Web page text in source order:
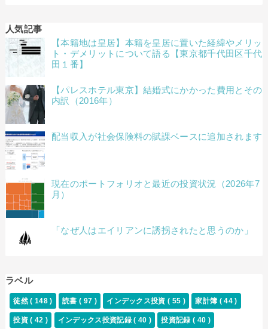
人気記事
【本籍地は皇居】本籍を皇居に置いた経緯やメリッ
ト・デメリットについて語る【東京都千代田区千代
田１番】
【パレスホテル東京】結婚式にかかった費用とその
内訳（2016年）
配当収入が社会保険料の賦課ベースに追加されます
現在のポートフォリオと最近の投資状況（2026年7
月）
「なぜ人はエイリアンに誘拐されたと思うのか」
ラベル
徒然( 148 ) 読書 ( 97 ) インデックス投資( 55 ) 家計簿 ( 44 )
投資( 42 ) インデックス投資記録( 40 ) 投資記録( 40 )